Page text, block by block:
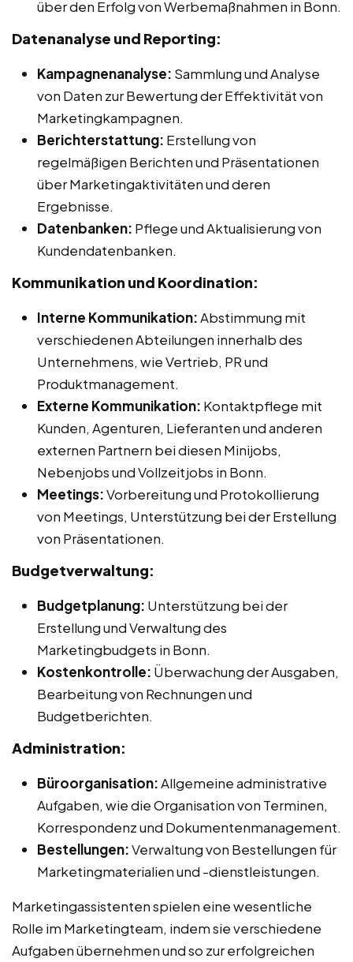
über den Erfolg von Werbemaßnahmen in Bonn.
Datenanalyse und Reporting:
Kampagnenanalyse: Sammlung und Analyse
von Daten zur Bewertung der Effektivität von
Marketingkampagnen.
Berichterstattung: Erstellung von
regelmäßigen Berichten und Präsentationen
über Marketingaktivitäten und deren
Ergebnisse.
Datenbanken: Pflege und Aktualisierung von
Kundendatenbanken.
Kommunikation und Koordination:
Interne Kommunikation:Abstimmung mit
verschiedenen Abteilungen innerhalb des
Unternehmens, wie Vertrieb, PR und
Produktmanagement.
Externe Kommunikation: Kontaktpflege mit
Kunden, Agenturen, Lieferanten und anderen
externen Partnern bei diesen Minijobs,
Nebenjobs und Vollzeitjobs in Bonn.
Meetings:Vorbereitung und Protokollierung
von Meetings, Unterstützung bei der Erstellung
von Präsentationen.
Budgetverwaltung:
Budgetplanung: Unterstützung bei der
Erstellung und Verwaltung des
Marketingbudgets in Bonn.
Kostenkontrolle: Überwachung der Ausgaben,
Bearbeitung von Rechnungen und
Budgetberichten.
Administration:
Büroorganisation:Allgemeine administrative
Aufgaben, wie die Organisation von Terminen,
Korrespondenz und Dokumentenmanagement.
Bestellungen:Verwaltung von Bestellungen für
Marketingmaterialien und -dienstleistungen.
Marketingassistenten spielen eine wesentliche
Rolle im Marketingteam, indem sie verschiedene
Aufgaben übernehmen und so zur erfolgreichen